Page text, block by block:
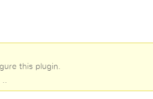
this plugin.